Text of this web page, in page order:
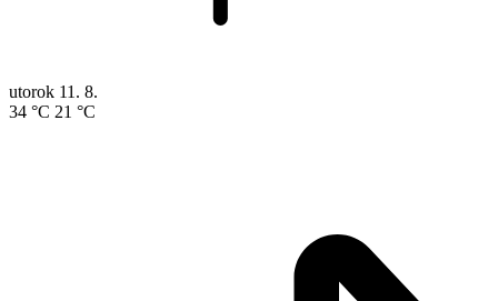
utorok 11. 8.
34 °C 21 °C